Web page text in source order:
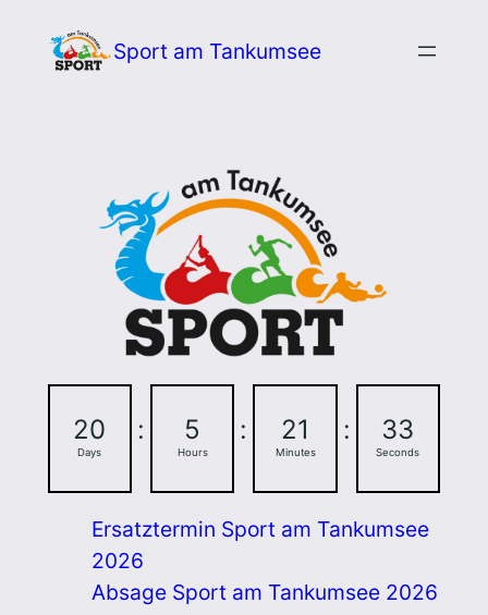
Inhalt
Sport am Tankumsee
20
Days
: 5
Hours
: 21
Minutes
: 32
Seconds
Ersatztermin Sport am Tankumsee
2026
Absage Sport am Tankumsee 2026